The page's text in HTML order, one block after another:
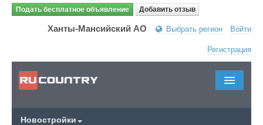
Подать бесплатное объявление Добавить отзыв
Ханты-Мансийский АО Выбрать регион Войти
Регистрация
Новостройки